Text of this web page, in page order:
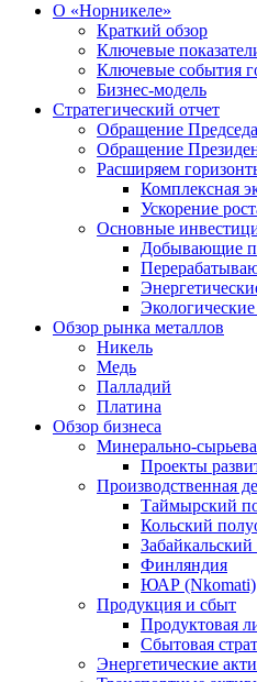
О «Норникеле»
Краткий обзор
Ключевые
Ключевые события
Бизнес-модель
Стратегический отчет
Обращение
Обращение
Расширяем
Комплексная
Ускорение
Основные
Добывающие
Обзор рынка металлов
Никель
Медь
Палладий
Платина
Обзор бизнеса
Минерально-
Проекты
Производственная
Таймырский
Кольский
Забайкальский
Финляндия
ЮАР (Nkomati)
Продукция и сбыт
Продуктовая
Сбытовая
Энергетические